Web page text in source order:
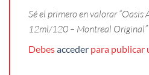
Sé el primero en valorar “Oasis
12ml/120 – Montreal Original”
Debesacceder para publicar